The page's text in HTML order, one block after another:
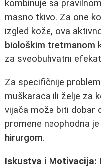
kombinuje sa
masno tkivo. Za one
izgled kože, ova
biološkim tretmanom
za sveobuhvatni
Za specifičnije
muškaraca ili želje za
vijača može biti dobar
promene neophodna
hirurgom.
Iskustva i Motivacija: